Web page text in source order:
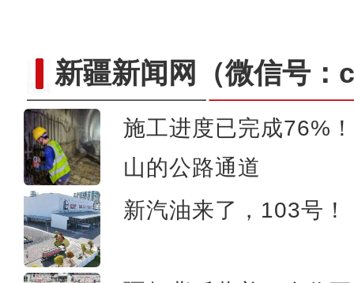
新疆新闻网 （微信号
施工进度已完成76%
山的公路通道
新汽油来了，103号！
《明月照他乡·山与